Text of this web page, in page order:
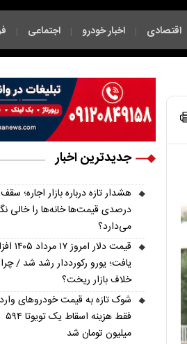
اقتصادی | اخبار خودرو | اجتماعی |
جدیدترین اخبار
درصدی قیمت‌ها خانه‌ها را خالی
می‌دارد؟
قیمت دلار
یافت؛ یورو رکورددار رشد شد /
خلاف بازار ریخت؟
شوک تازه به قیمت خودروهای
فقط هزینه اسقاط یک تویوتا ۵۹۴
میلیون تومان شد